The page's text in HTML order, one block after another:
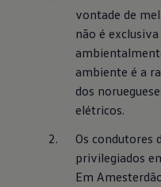
vontade de
não é
ambiente é a
dos
elétricos.
Os condutores
privilegiados
Em